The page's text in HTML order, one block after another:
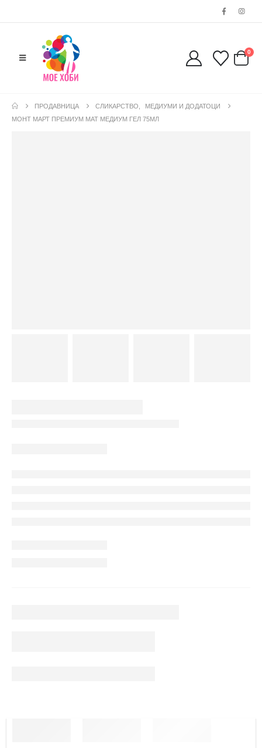
0
ПРОДАВНИЦА СЛИКАРСТВО
МЕДИУМИ И ДОДАТОЦИ
МОНТ МАРТ ПРЕМИУМ МАТ МЕДИУМ ГЕЛ 75МЛ